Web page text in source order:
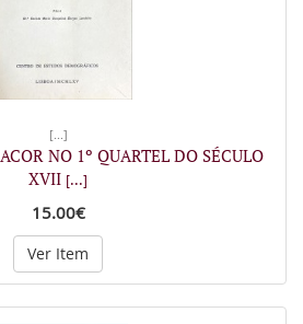
[...]
NO 1º QUARTEL DO SÉCULO
XVII [...]
15.00€
Ver Item